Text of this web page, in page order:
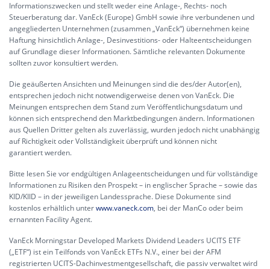
Informationszwecken und stellt weder eine Anlage-, Rechts- noch
Steuerberatung dar. VanEck (Europe) GmbH sowie ihre verbundenen und
angegliederten Unternehmen (zusammen „VanEck“) übernehmen keine
Haftung hinsichtlich Anlage-, Desinvestitions- oder Halteentscheidungen
auf Grundlage dieser Informationen. Sämtliche relevanten Dokumente
sollten zuvor konsultiert werden.
Die geäußerten Ansichten und Meinungen sind die des/der Autor(en),
entsprechen jedoch nicht notwendigerweise denen von VanEck. Die
Meinungen entsprechen dem Stand zum Veröffentlichungsdatum und
können sich entsprechend den Marktbedingungen ändern. Informationen
aus Quellen Dritter gelten als zuverlässig, wurden jedoch nicht unabhängig
auf Richtigkeit oder Vollständigkeit überprüft und können nicht
garantiert werden.
Bitte lesen Sie vor endgültigen Anlageentscheidungen und für vollständige
Informationen zu Risiken den Prospekt – in englischer Sprache – sowie das
KID/KIID – in der jeweiligen Landessprache. Diese Dokumente sind
kostenlos erhältlich unterwww.vaneck.com, bei der ManCo oder beim
ernannten Facility Agent.
VanEck Morningstar Developed Markets Dividend Leaders UCITS ETF
(„ETF“) ist ein Teilfonds von VanEck ETFs N.V., einer bei der AFM
registrierten UCITS-Dachinvestmentgesellschaft, die passiv verwaltet wird